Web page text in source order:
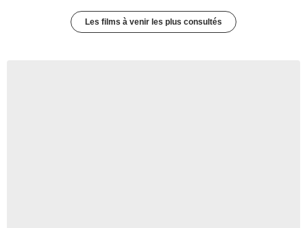
Les films à venir les plus consultés